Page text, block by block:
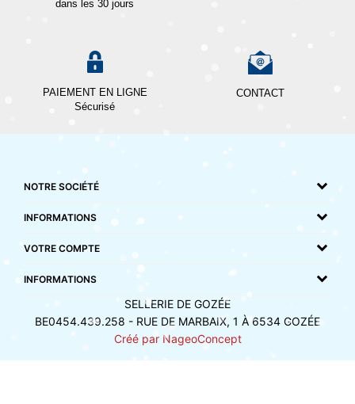
dans les 30 jours
PAIEMENT EN LIGNE
Sécurisé
CONTACT
NOTRE SOCIÉTÉ
INFORMATIONS
VOTRE COMPTE
INFORMATIONS
SELLERIE DE GOZÉE
BE0454.439.258 - RUE DE MARBAIX, 1 À 6534 GOZÉE
Créé par NageoConcept